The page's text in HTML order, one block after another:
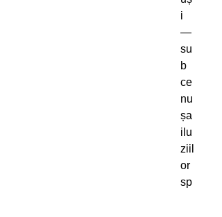
i
—
su
b
ce
nu
șa
ilu
ziil
or
sp